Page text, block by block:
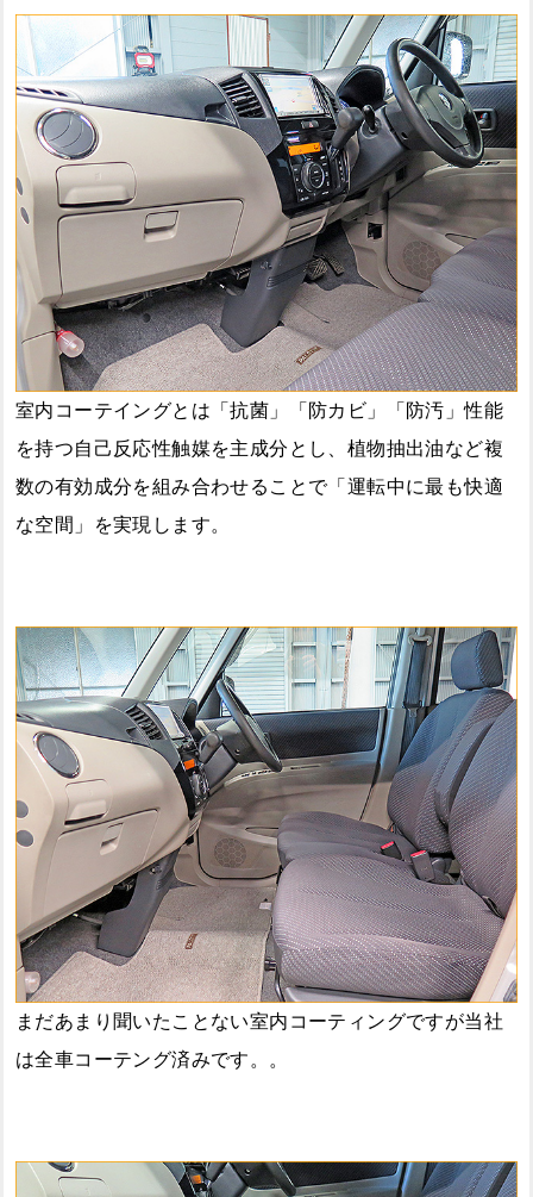
室内コーテイングとは「抗菌」「防カビ」「防汚」性能
を持つ自己反応性触媒を主成分とし、植物抽出油など複
数の有効成分を組み合わせることで「運転中に最も快適
な空間」を実現します。
まだあまり聞いたことない室内コーティングですが当社
は全車コーテング済みです。。